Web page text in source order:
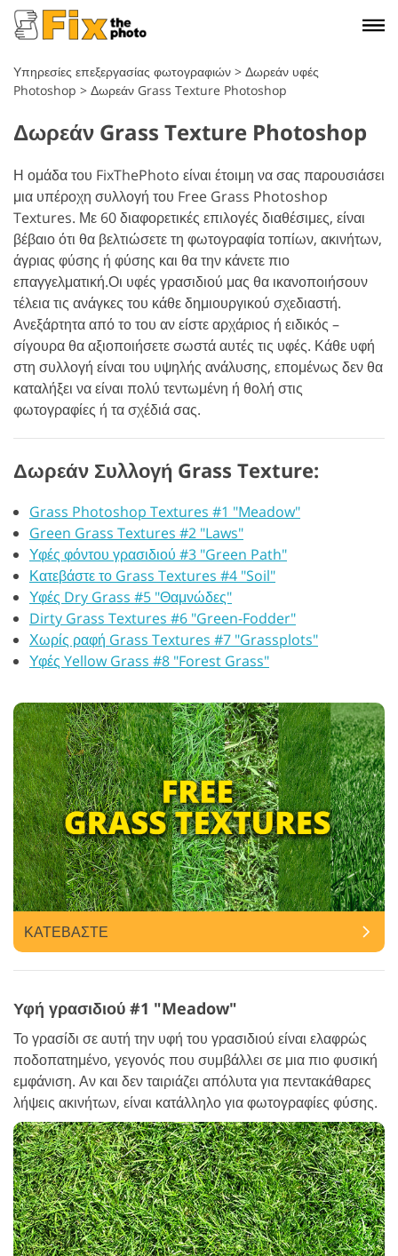
Υπηρεσίες επεξεργασίας φωτογραφιών > Δωρεάν υφές
Photoshop > Δωρεάν Grass Texture Photoshop
Δωρεάν Grass Texture Photoshop
Η ομάδα του FixThePhoto είναι έτοιμη να σας παρουσιάσει
μια υπέροχη συλλογή του Free Grass Photoshop
Textures. Με 60 διαφορετικές επιλογές διαθέσιμες, είναι
βέβαιο ότι θα βελτιώσετε τη φωτογραφία τοπίων, ακινήτων,
άγριας φύσης ή φύσης και θα την κάνετε πιο
επαγγελματική.Οι υφές γρασιδιού μας θα ικανοποιήσουν
τέλεια τις ανάγκες του κάθε δημιουργικού σχεδιαστή.
Ανεξάρτητα από το του αν είστε αρχάριος ή ειδικός –
σίγουρα θα αξιοποιήσετε σωστά αυτές τις υφές. Κάθε υφή
στη συλλογή είναι του υψηλής ανάλυσης, επομένως δεν θα
καταλήξει να είναι πολύ τεντωμένη ή θολή στις
φωτογραφίες ή τα σχέδιά σας.
Δωρεάν Συλλογή Grass Texture:
Grass Photoshop Textures #1 "Meadow"
Green Grass Textures #2 "Laws"
Υφές φόντου γρασιδιού #3 "Green Path"
Κατεβάστε το Grass Textures #4 "Soil"
Υφές Dry Grass #5 "Θαμνώδες"
Dirty Grass Textures #6 "Green-Fodder"
Χωρίς ραφή Grass Textures #7 "Grassplots"
Υφές Yellow Grass #8 "Forest Grass"
ΚΑΤΕΒΑΣΤΕ
Υφή γρασιδιού #1 "Meadow"
Το γρασίδι σε αυτή την υφή του γρασιδιού είναι ελαφρώς
ποδοπατημένο, γεγονός που συμβάλλει σε μια πιο φυσική
εμφάνιση. Αν και δεν ταιριάζει απόλυτα για πεντακάθαρες
λήψεις ακινήτων, είναι κατάλληλο για φωτογραφίες φύσης.